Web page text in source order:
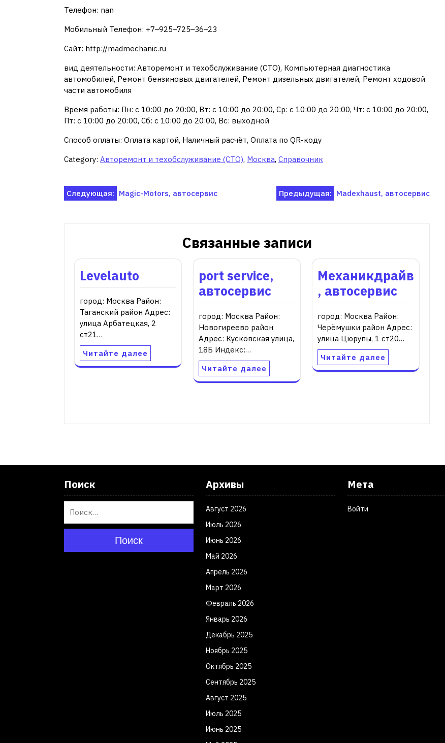
Телефон: nan
Мобильный Телефон: +7‒925‒725‒36‒23
Сайт: http://madmechanic.ru
вид деятельности: Авторемонт и техобслуживание (СТО), Компьютерная диагностика
автомобилей, Ремонт бензиновых двигателей, Ремонт дизельных двигателей, Ремонт ходовой
части автомобиля
Время работы: Пн: с 10:00 до 20:00, Вт: с 10:00 до 20:00, Ср: с 10:00 до 20:00, Чт: с 10:00 до 20:00,
Пт: с 10:00 до 20:00, Сб: с 10:00 до 20:00, Вс: выходной
Способ оплаты: Оплата картой, Наличный расчёт, Оплата по QR-коду
Category: Авторемонт и техобслуживание (СТО), Москва, Справочник
Навигация
Предыдущая: Madexhaust, автосервис
Следующая: Magic-Motors, автосервис
Связанные записи
Levelauto
город: Москва Район:
Таганский район Адрес:
улица Арбатецкая, 2
ст21…
Читайте далее
port service,
автосервис
город: Москва Район:
Новогиреево район
Адрес: Кусковская улица,
18Б Индекс:…
Читайте далее
Механикдрайв
, автосервис
город: Москва Район:
Черёмушки район Адрес:
улица Цюрупы, 1 ст20…
Читайте далее
Поиск
Поиск
Архивы
Август 2026
Июль 2026
Июнь 2026
Май 2026
Апрель 2026
Март 2026
Февраль 2026
Январь 2026
Декабрь 2025
Ноябрь 2025
Октябрь 2025
Сентябрь 2025
Август 2025
Июль 2025
Июнь 2025
Мета
Войти